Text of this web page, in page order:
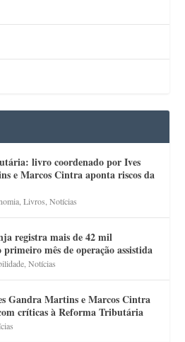
livro coordenado por Ives
e Marcos Cintra aponta riscos da
,Livros ,Notícias
registra mais de 42 mil
primeiro mês de operação assistida
,Notícias
Gandra Martins e Marcos Cintra
críticas à Reforma Tributária